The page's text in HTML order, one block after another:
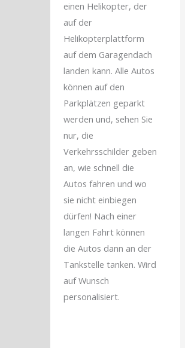
einen Helikopter, der
auf der
Helikopterplattform
auf dem Garagendach
landen kann. Alle Autos
können auf den
Parkplätzen geparkt
werden und, sehen Sie
nur, die
Verkehrsschilder geben
an, wie schnell die
Autos fahren und wo
sie nicht einbiegen
dürfen! Nach einer
langen Fahrt können
die Autos dann an der
Tankstelle tanken. Wird
auf Wunsch
personalisiert.